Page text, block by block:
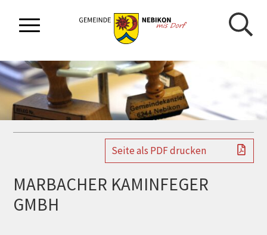
NAVIGIEREN IN GEMEINDE NEBIKON
Mobilnavigation
Seite als PDF drucken
MARBACHER KAMINFEGER
GMBH